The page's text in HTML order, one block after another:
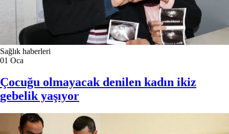
Sağlık haberleri
01 Oca
Çocuğu olmayacak denilen kadın ikiz
gebelik yaşıyor